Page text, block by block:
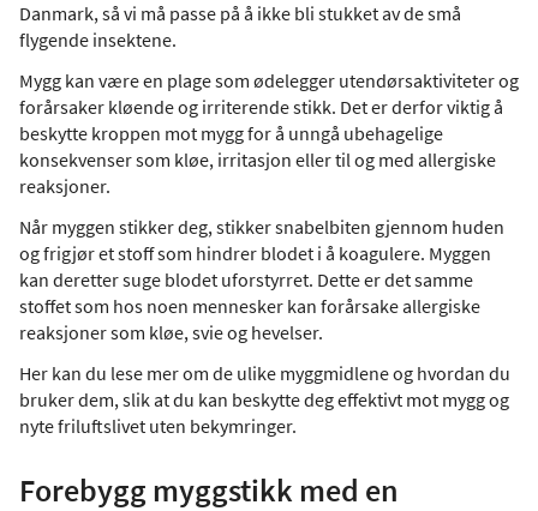
Danmark, så vi må passe på å ikke bli stukket av de små
flygende insektene.
Mygg kan være en plage som ødelegger utendørsaktiviteter og
forårsaker kløende og irriterende stikk. Det er derfor viktig å
beskytte kroppen mot mygg for å unngå ubehagelige
konsekvenser som kløe, irritasjon eller til og med allergiske
reaksjoner.
Når myggen stikker deg, stikker snabelbiten gjennom huden
og frigjør et stoff som hindrer blodet i å koagulere. Myggen
kan deretter suge blodet uforstyrret. Dette er det samme
stoffet som hos noen mennesker kan forårsake allergiske
reaksjoner som kløe, svie og hevelser.
Her kan du lese mer om de ulike myggmidlene og hvordan du
bruker dem, slik at du kan beskytte deg effektivt mot mygg og
nyte friluftslivet uten bekymringer.
Forebygg myggstikk med en